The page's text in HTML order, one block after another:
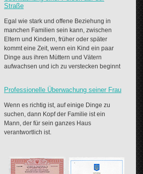
Straße
Egal wie stark und offene Beziehung in
manchen Familien sein kann, zwischen
Eltern und Kindern, früher oder später
kommt eine Zeit, wenn ein Kind ein paar
Dinge aus ihren Müttern und Vätern
aufwachsen und ich zu verstecken beginnt
Professionelle Überwachung seiner Frau
Wenn es richtig ist, auf einige Dinge zu
suchen, dann Kopf der Familie ist ein
Mann, der für sein ganzes Haus
verantwortlich ist.